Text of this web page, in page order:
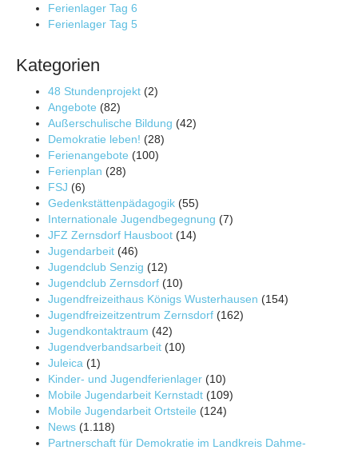
Ferienlager Tag 6
Ferienlager Tag 5
Kategorien
48 Stundenprojekt (2)
Angebote (82)
Außerschulische Bildung (42)
Demokratie leben! (28)
Ferienangebote (100)
Ferienplan (28)
FSJ (6)
Gedenkstättenpädagogik (55)
Internationale Jugendbegegnung (7)
JFZ Zernsdorf Hausboot (14)
Jugendarbeit (46)
Jugendclub Senzig (12)
Jugendclub Zernsdorf (10)
Jugendfreizeithaus Königs Wusterhausen (154)
Jugendfreizeitzentrum Zernsdorf (162)
Jugendkontaktraum (42)
Jugendverbandsarbeit (10)
Juleica (1)
Kinder- und Jugendferienlager (10)
Mobile Jugendarbeit Kernstadt (109)
Mobile Jugendarbeit Ortsteile (124)
News (1.118)
Partnerschaft für Demokratie im Landkreis Dahme-